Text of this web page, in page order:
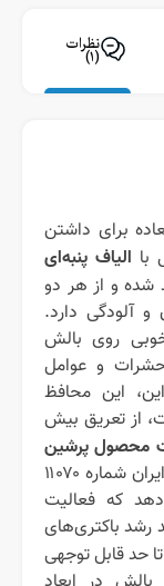
نظرات
(۱)
برای داشتن
الیاف پنبه‌ای
شده و از هر دو
آلودگی دارد.
روی بالش
و عوامل
این محافظ
از تعریق بیش
محصول پرشین
این محصول را مطابق با استاندارد ملی ایران شماره ۱۱۰۷۰
که فعالیت
رشد باکتری‌های
تا حد قابل توجهی